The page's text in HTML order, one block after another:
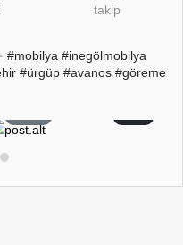
takip
#mobilya #inegölmobilya
#ürgüp #avanos #göreme